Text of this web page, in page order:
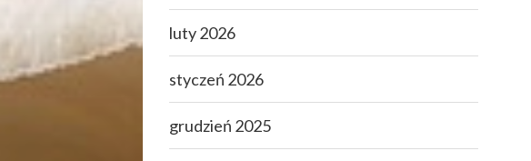
luty 2026
styczeń 2026
grudzień 2025